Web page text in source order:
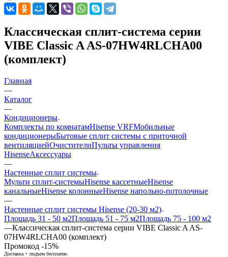
Классическая сплит-система серии
VIBE Classic A AS-07HW4RLCHA00
(комплект)
Главная
—
Каталог
—
Кондиционеры
Комплекты по комнатамHisense VRFМобильные
кондиционерыБытовые сплит системы с приточной
вентиляциейОчистителиПульты управления
HisenseАксессуары
—
Настенные сплит системы
Мульти сплит-системыHisense кассетныеHisense
канальныеHisense колонныеHisense напольно-потолочные
—
Настенные сплит системы Hisense (20-30 м2)
Площадь 31 - 50 м2Площадь 51 - 75 м2Площадь 75 - 100 м2
—Классическая сплит-система серии VIBE Classic A AS-
07HW4RLCHA00 (комплект)
Промокод -15%
Доставка + подъем бесплатно